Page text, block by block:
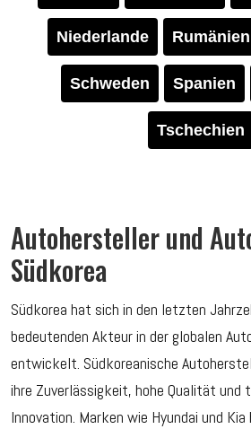
Niederlande Rumänien
Schweden Spanien
Tschechien
Autohersteller und
Südkorea
Südkorea hat sich in den letzten
bedeutenden Akteur in der globalen
entwickelt. Südkoreanische
ihre Zuverlässigkeit, hohe Qualität und
Innovation. Marken wie Hyundai und